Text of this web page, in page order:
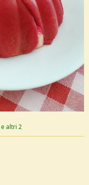
e altri 2